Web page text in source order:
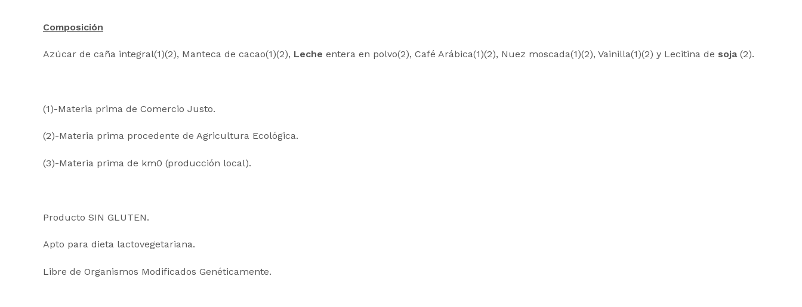
Composición
Azúcar de caña integral(1)(2), Manteca de cacao(1)(2), Leche entera en polvo(2), Café Arábica(1)(2), Nuez moscada(1)(2), Vainilla(1)(2) y Lecitina de soja (2).
(1)-Materia prima de Comercio Justo.
(2)-Materia prima procedente de Agricultura Ecológica.
(3)-Materia prima de km0 (producción local).
Producto SIN GLUTEN.
Apto para dieta lactovegetariana.
Libre de Organismos Modificados Genéticamente.